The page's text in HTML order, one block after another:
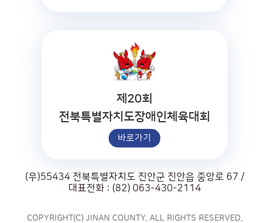
제20회
전북특별자치도장애인체육대회
바로가기
(우)55434 전북특별자치도 진안군 진안읍 중앙로 67 /
대표전화 : (82) 063-430-2114
COPYRIGHT(C) JINAN COUNTY. ALL RIGHTS RESERVED.